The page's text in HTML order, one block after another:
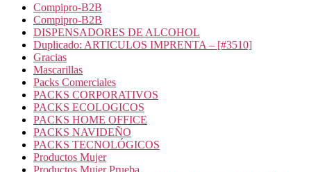
Compipro-B2B
Compipro-B2B
DISPENSADORES DE ALCOHOL
Duplicado: ARTICULOS IMPRENTA – [#3510]
Gracias
Mascarillas
Packs Comerciales
PACKS CORPORATIVOS
PACKS ECOLOGICOS
PACKS HOME OFFICE
PACKS NAVIDEÑO
PACKS TECNOLÓGICOS
Productos Mujer
Productos Mujer Prueba